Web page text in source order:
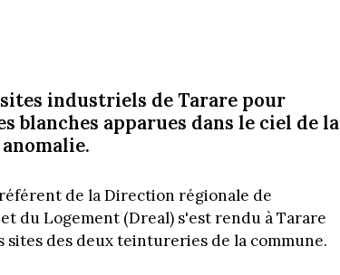
industriels de Tarare pour
blanches apparues dans le ciel de la
de la Direction régionale de
du Logement (Dreal) s'est rendu à Tarare
des deux teintureries de la commune.